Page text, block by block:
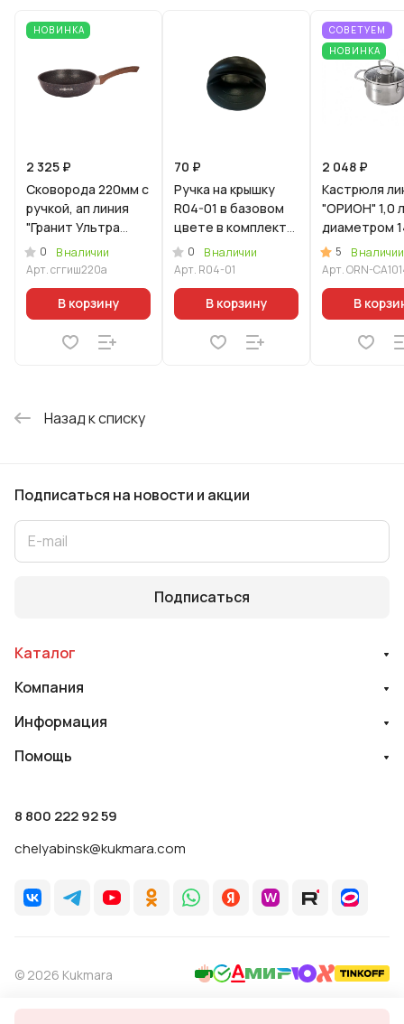
НОВИНКА
2 325 ₽
Сковорода 220мм с
ручкой, ап линия
"Гранит Ультра
Индукционная"
(синий)
0
В наличии
Арт.сггиш220а
В корзину
70 ₽
Ручка на крышку
R04-01 в базовом
цвете в комплекте
с винтом
0
В наличии
Арт. R04-01
В корзину
СОВЕТУЕМ
НОВИНКА
2 048 ₽
Кастрюля
"ОРИОН" 1,0
диаметром
со
крышкой
5
В наличии
Арт.ORN-
В
Назад к списку
Подписаться на новости и акции
Подписаться
Каталог
Компания
Информация
Помощь
8 800 222 92 59
chelyabinsk@kukmara.com
© 2026 Kukmara